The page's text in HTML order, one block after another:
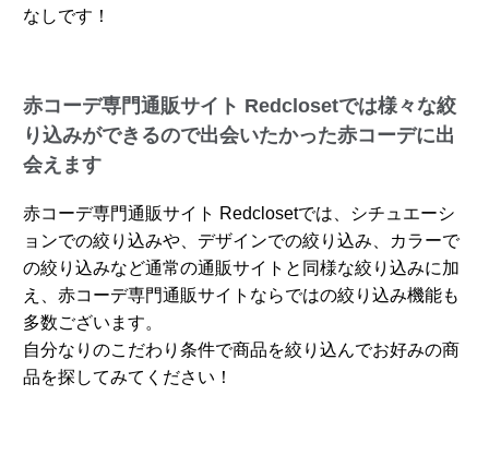
なしです！
赤コーデ専門通販サイト Redclosetでは様々な絞
り込みができるので出会いたかった赤コーデに出
会えます
赤コーデ専門通販サイト Redclosetでは、シチュエーシ
ョンでの絞り込みや、デザインでの絞り込み、カラーで
の絞り込みなど通常の通販サイトと同様な絞り込みに加
え、赤コーデ専門通販サイトならではの絞り込み機能も
多数ございます。
自分なりのこだわり条件で商品を絞り込んでお好みの商
品を探してみてください！